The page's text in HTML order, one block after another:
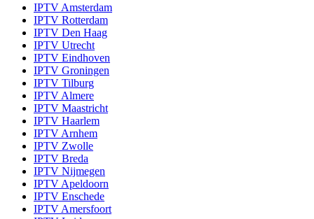
IPTV Amsterdam
IPTV Rotterdam
IPTV Den Haag
IPTV Utrecht
IPTV Eindhoven
IPTV Groningen
IPTV Tilburg
IPTV Almere
IPTV Maastricht
IPTV Haarlem
IPTV Arnhem
IPTV Zwolle
IPTV Breda
IPTV Nijmegen
IPTV Apeldoorn
IPTV Enschede
IPTV Amersfoort